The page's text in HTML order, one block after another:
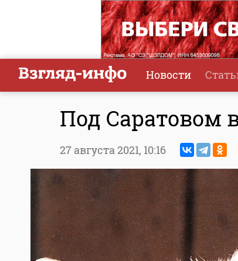
Новости
Под Саратовом
27 августа 2021, 10:16